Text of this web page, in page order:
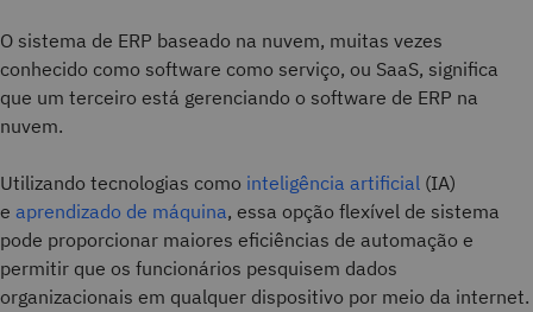
O sistema de ERP baseado na nuvem, muitas vezes
conhecido como software como serviço, ou SaaS, significa
que um terceiro está gerenciando o software de ERP na
nuvem.
Utilizando tecnologias como inteligência artificial (IA)
e aprendizado de máquina, essa opção flexível de sistema
pode proporcionar maiores eficiências de automação e
permitir que os funcionários pesquisem dados
organizacionais em qualquer dispositivo por meio da internet.